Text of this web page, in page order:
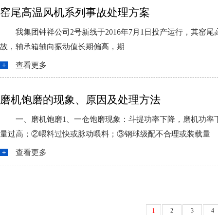
窑尾高温风机系列事故处理方案
我集团钟祥公司2号新线于2016年7月1日投产运行，其窑
故，轴承箱轴向振动值长期偏高，期
查看更多
磨机饱磨的现象、原因及处理方法
一、磨机饱磨1、一仓饱磨现象：斗提功率下降，磨机功
量过高；②喂料过快或脉动喂料；③钢球级配不合理或装载量
查看更多
1 2 3 4